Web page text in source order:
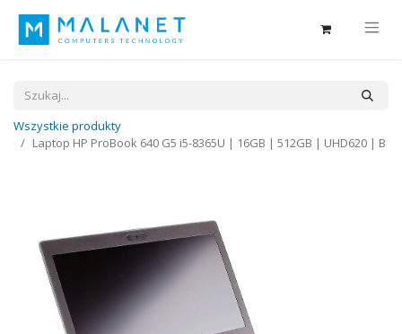
Wszystkie produkty
Laptop HP ProBook 640 G5 i5-8365U | 16GB | 512GB | UHD620 | B